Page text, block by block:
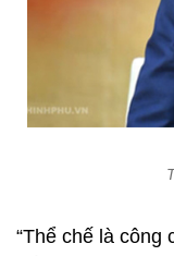
“Thể chế là công